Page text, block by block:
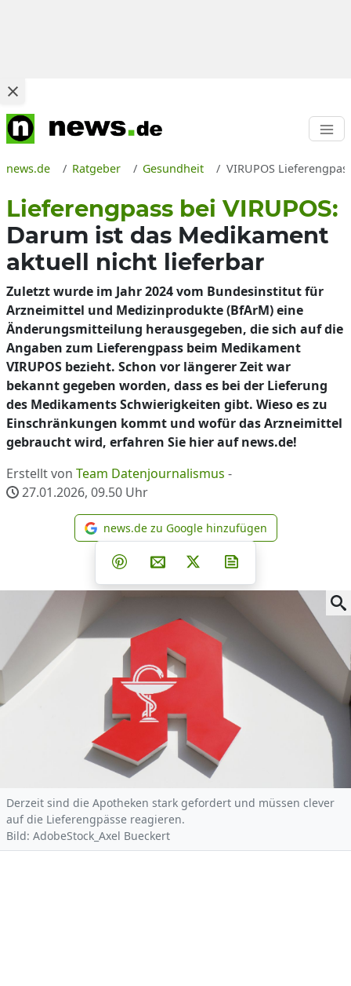
news.de Ratgeber Gesundheit VIRUPOS
Lieferengpass bei VIRUPOS:
Darum ist das Medikament
aktuell nicht lieferbar
Zuletzt wurde im Jahr 2024 vom Bundesinstitut für
Arzneimittel und Medizinprodukte (BfArM) eine
Änderungsmitteilung herausgegeben, die sich auf die
Angaben zum Lieferengpass beim Medikament
VIRUPOS bezieht. Schon vor längerer Zeit war
bekannt gegeben worden, dass es bei der Lieferung
des Medikaments Schwierigkeiten gibt. Wieso es zu
Einschränkungen kommt und wofür das Arzneimittel
gebraucht wird, erfahren Sie hier auf news.de!
Erstellt von Team Datenjournalismus -
27.01.2026, 09.50 Uhr
news.de zu Google
news.de zu Google hinzufügen
Teilen auf Facebook
Teilen auf Whatsapp
Teilen auf Telegram
Teilen auf Pinterest
Per E-Mail teilen
Post auf X
Derzeit sind die Apotheken stark gefordert und müssen clever
auf die Lieferengpässe reagieren.
Bild: AdobeStock_Axel Bueckert